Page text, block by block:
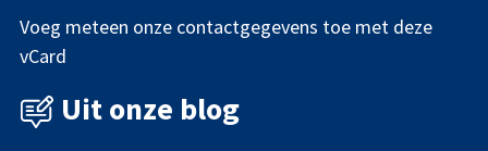
Voeg meteen onze contactgegevens toe met deze
vCard
Uit onze blog